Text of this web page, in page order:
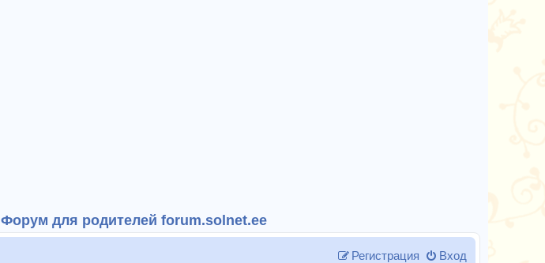
Форум для родителей forum.solnet.ee
Вход
Регистрация